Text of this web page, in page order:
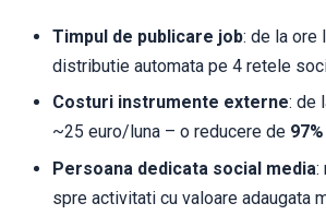
Timpul de publicare job: de la ore
distributie automata pe 4 retele
Costuri instrumente externe: de
~25 euro/luna – o reducere de 97%
Persoana dedicata social media:
spre activitati cu valoare adaugata